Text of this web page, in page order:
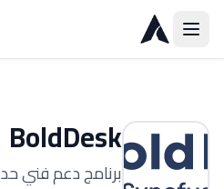
BoldDesk
برنامج دعم فني